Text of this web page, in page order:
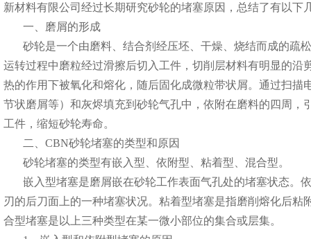
新材料有限公司经过长期研究砂轮的堵塞原因，总结了有以下
一、磨屑的形成
砂轮是一个由磨料、结合剂经压坯、干燥、烧结而成的疏
运转过程中磨粒经过滑擦后切入工件，切削层材料有明显的沿
热的作用下被氧化和熔化，随后固化成微粒带状屑。通过扫描
节状磨屑等）和灰烬填充到砂轮气孔中，依附在磨料的四周，
工件，缩短砂轮寿命。
二、CBN砂轮堵塞的类型和原因
砂轮堵塞的类型有嵌入型、依附型、粘着型、混合型。
嵌入型堵塞是磨屑嵌在砂轮工作表面气孔处的堵塞状态。
刃的后刀面上的一种堵塞状况。粘着型堵塞是指磨削熔化后粘
合型堵塞是以上三种类型在某一微小部位的集合或层集。